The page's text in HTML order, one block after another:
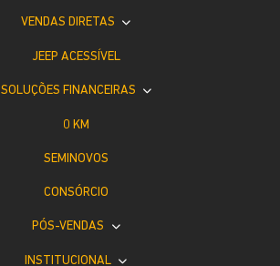
VENDAS DIRETAS
JEEP ACESSÍVEL
SOLUÇÕES FINANCEIRAS
0 KM
SEMINOVOS
CONSÓRCIO
PÓS-VENDAS
INSTITUCIONAL